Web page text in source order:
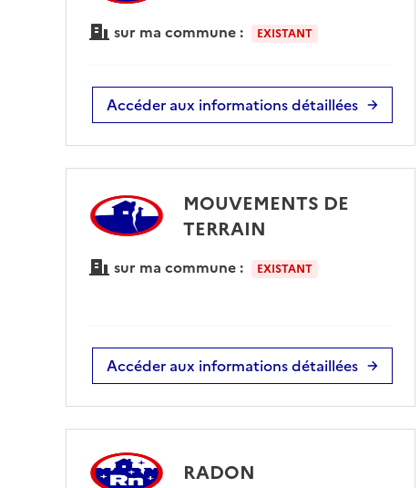
sur ma commune : EXISTANT
Accéder aux informations détaillées
MOUVEMENTS DE
TERRAIN
sur ma commune : EXISTANT
Accéder aux informations détaillées
RADON